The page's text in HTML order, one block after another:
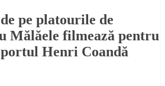
pe platourile de
Mălăele filmează pentru
Henri Coandă